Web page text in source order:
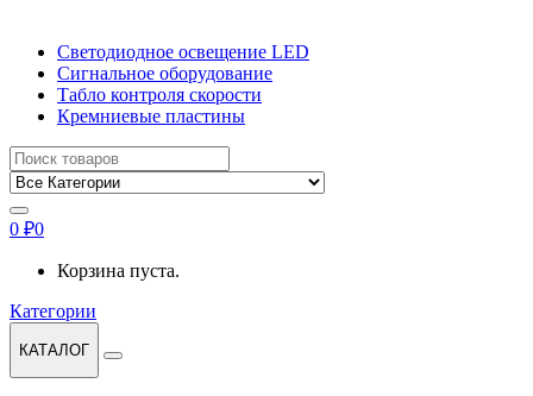
Светодиодное освещение LED
Сигнальное оборудование
Табло контроля скорости
Кремниевые пластины
Найти:
0 ₽0
Корзина пуста.
Категории
КАТАЛОГ